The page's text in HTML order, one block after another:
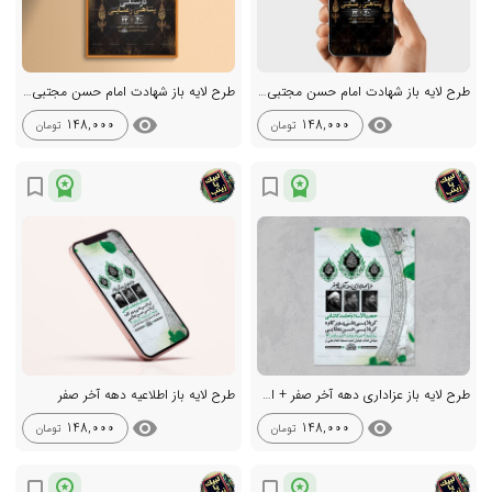
طرح لایه باز شهادت امام حسن مجتبی ع
visibility
148,000 تومان
طرح لایه باز شهادت امام حسن مجتبی ع + استوری
visibility
148,000 تومان
workspace_premium
bookmark_border
طرح لایه باز عزاداری دهه آخر صفر + استوری
visibility
148,000 تومان
workspace_premium
bookmark_border
طرح لایه باز اطلاعیه دهه آخر صفر
visibility
148,000 تومان